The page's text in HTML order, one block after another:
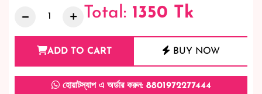
Total: 1350 Tk
ADD TO CART BUY NOW
হোয়াটস্যাপ এ অর্ডার করুন: 8801972277444